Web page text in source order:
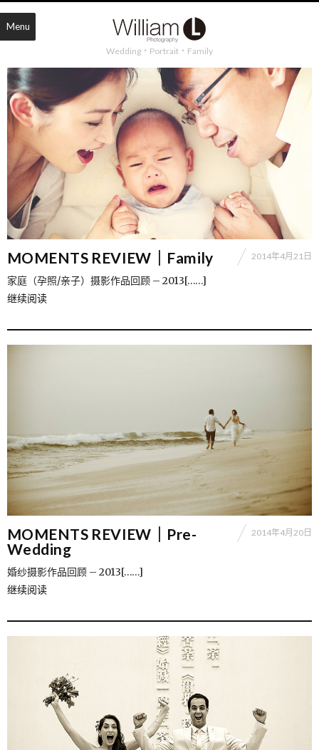
Wedding・Portrait・Family
MOMENTS REVIEW｜Family 2014年4月21日
家庭（孕照/亲子）摄影作品回顾 – 2013[……]
继续阅读
MOMENTS REVIEW｜Pre-
Wedding
2014年4月20日
婚纱摄影作品回顾 – 2013[……]
继续阅读
Menu